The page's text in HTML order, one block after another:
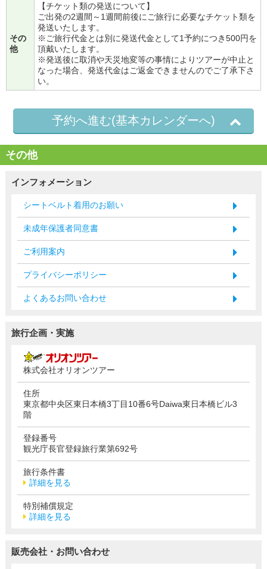
その
他
【チケット類の発送について】
ご出発の2週間～1週間前後にご旅行に必要なチケット類を
発送いたします。
※ご旅行代金とは別に発送代金として1予約につき500円を
頂戴いたします。
※発送後に取消や天災地変等の事情によりツアーが中止と
なった場合、発送代金はご返金できませんのでご了承下さ
い。
予約へ進む(基本カレンダーへ)
その他
インフォメーション
シートベルト着用のお願い
未成年保護者同意書
ご利用案内
プライバシーポリシー
よくあるお問い合わせ
旅行企画・実施
株式会社オリオンツアー
住所
東京都中央区東日本橋3丁目10番6号Daiwa東日本橋ビル3
階
登録番号
観光庁長官登録旅行業第692号
旅行条件書
詳細を見る
特別補償規定
詳細を見る
販売会社・お問い合わせ